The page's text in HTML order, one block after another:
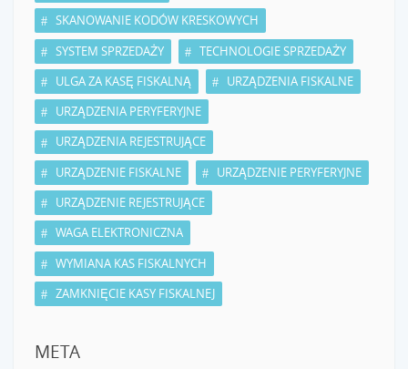
SKANOWANIE KODÓW KRESKOWYCH
SYSTEM SPRZEDAŻY
TECHNOLOGIE SPRZEDAŻY
ULGA ZA KASĘ FISKALNĄ
URZĄDZENIA FISKALNE
URZĄDZENIA PERYFERYJNE
URZĄDZENIA REJESTRUJĄCE
URZĄDZENIE FISKALNE
URZĄDZENIE PERYFERYJNE
URZĄDZENIE REJESTRUJĄCE
WAGA ELEKTRONICZNA
WYMIANA KAS FISKALNYCH
ZAMKNIĘCIE KASY FISKALNEJ
META